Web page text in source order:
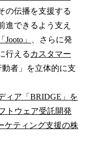
の伝播を支援する
進できるよう支え
」
、さらに発
行える カスタマー
者」を立体的に支
ィア「BRIDGE」を
トウェア受託開発
ケティング支援の株